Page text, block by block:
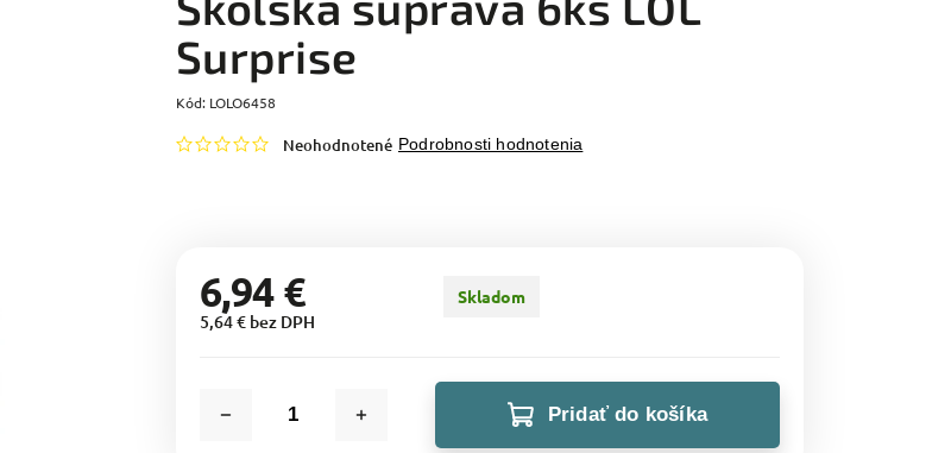
Surprise
Kód: LOLO6458
Neohodnotené Podrobnosti hodnotenia
6,94 €
5,64 € bez DPH
Skladom
Pridať do košíka